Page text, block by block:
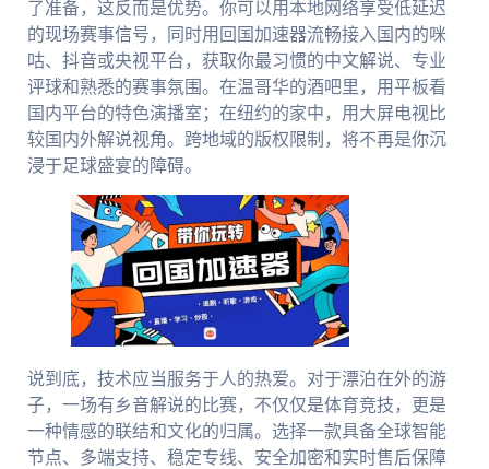
了准备，这反而是优势。你可以用本地网络享受低延迟
的现场赛事信号，同时用回国加速器流畅接入国内的咪
咕、抖音或央视平台，获取你最习惯的中文解说、专业
评球和熟悉的赛事氛围。在温哥华的酒吧里，用平板看
国内平台的特色演播室；在纽约的家中，用大屏电视比
较国内外解说视角。跨地域的版权限制，将不再是你沉
浸于足球盛宴的障碍。
说到底，技术应当服务于人的热爱。对于漂泊在外的游
子，一场有乡音解说的比赛，不仅仅是体育竞技，更是
一种情感的联结和文化的归属。选择一款具备全球智能
节点、多端支持、稳定专线、安全加密和实时售后保障